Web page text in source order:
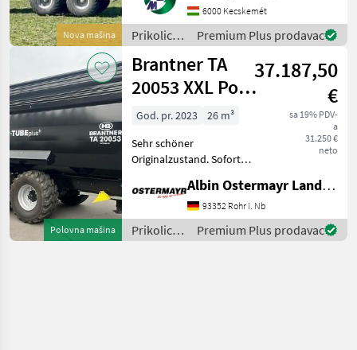
Nova mašina
AGRO! Vásároljon
közvetlenül az importőrtől,
a régió legnagyobb PA
6000 Kecskemét
Prikolice i
transportna
vozila /
Sonstige
Premium Plus prodavac
Polovna mašina
Brantner TA
20053 XXL Power
Push+
37.187,50
€
sa 19% PDV-
a
31.250 €
neto
God. pr. 2023
26 m³
Sehr schöner
Originalzustand. Sofort
Betriebsumstellung. -
Aufsatzdreicke 300mm
vorne und hinten, mech.
AHK, Aufsatzwände 600mm
Albin Ostermayr Landmaschinenhandel e.K.
93352 Rohr i. Nb
Prikolice i
transportna
Premium Plus prodavac